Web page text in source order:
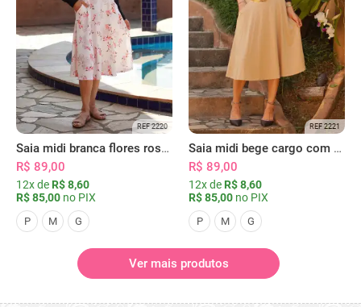
REF 2220
Saia midi branca flores rosas com bolsos
R$ 89,00
12x de R$ 8,60
R$ 85,00 no PIX
P M G
REF 2221
Saia midi bege cargo com bolsos
R$ 89,00
12x de R$ 8,60
R$ 85,00 no PIX
P M G
Ver mais produtos